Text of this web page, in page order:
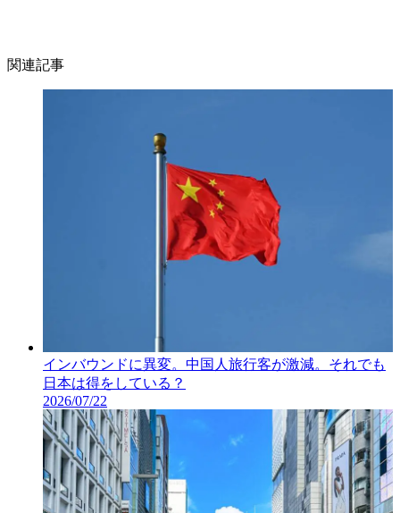
関連記事
インバウンドに異変。中国人旅行客が激減。それでも
日本は得をしている？
2026/07/22